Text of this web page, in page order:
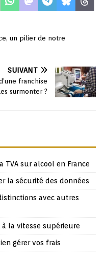
un pilier de notre
SUIVANT
franchise
surmonter ?
sur alcool en France
la sécurité des données
avec autres
à la vitesse supérieure
gérer vos frais